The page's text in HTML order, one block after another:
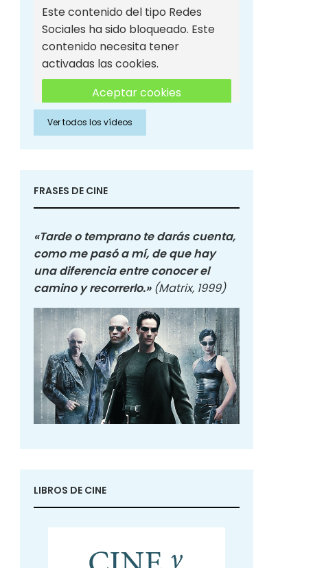
Este contenido del tipo Redes
Sociales ha sido bloqueado. Este
contenido necesita tener
activadas las cookies.
Aceptar cookies
Aceptar cookies de Redes
Sociales
Ver todos los vídeos
FRASES DE CINE
«Tarde o temprano te darás cuenta,
como me pasó a mí, de que hay
una diferencia entre conocer el
camino y recorrerlo.» (Matrix, 1999)
LIBROS DE CINE